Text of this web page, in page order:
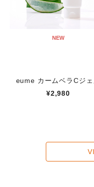
NEW
eume カームベラCジ
¥2,980